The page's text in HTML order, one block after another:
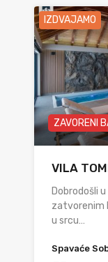
IZDVAJAMO
ZAVORENI
VILA
Dobrodošli
zatvorenim
u srcu…
Spavaće